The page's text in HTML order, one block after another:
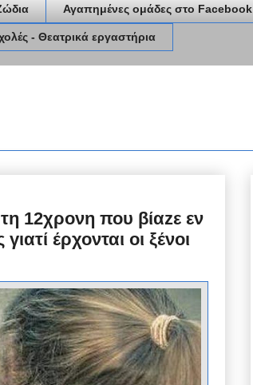
Αγαπημένες ομάδες στο Facebook
- Θεατρικά εργαστήρια
12χρονη που βίαzε εν
έρχονται οι ξένοι